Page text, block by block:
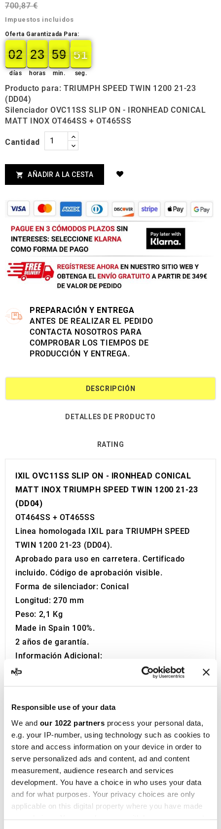
Responsible use of your data
We and our 1022 partners process your personal data,
e.g. your IP-number, using technology such as cookies to
store and access information on your device in order to
serve personalized ads and content, ad and content
measurement, audience research and services
development. You have a choice in who uses your data
and for what purposes. Your privacy choices are only
applicable on this digital property where you have made
700,87 €
Impuestos incluidos
Oferta Garantizada Para:
02
02
00
días
23
23
00
horas
59
59
00
min.
50
50
51
seg.
Producto para: TRIUMPH SPEED TWIN 1200 21-23
(DD04)
Silenciador OVC11SS SLIP ON - IRONHEAD CONICAL
MATT INOX OT464SS + OT465SS
Cantidad
 AÑADIR A LA CESTA
PREPARACIÓN Y ENTREGA
ANTES DE REALIZAR EL PEDIDO
CONTACTA NOSOTROS PARA
COMPROBAR LOS TIEMPOS DE
PRODUCCIÓN Y ENTREGA.
DESCRIPCIÓN
DETALLES DE PRODUCTO
RATING
IXIL OVC11SS SLIP ON - IRONHEAD CONICAL
MATT INOX TRIUMPH SPEED TWIN 1200 21-23
(DD04)
OT464SS + OT465SS
Linea homologada IXIL para TRIUMPH SPEED
TWIN 1200 21-23 (DD04).
Aprobado para uso en carretera. Certificado
incluido. Código de aprobación visible.
Forma de silenciador: Conical
Longitud: 270 mm
Peso: 2,1 Kg
Made in Spain 100%.
2 años de garantía.
Información Adicional:
Si está buscando el escape deportivo perfecto
dedicado a la investigación y reventa de los
mejores escapes deportivos para moto. Si tiene
alguna pregunta o duda sobre el Silenciador o
Escape de su Motocicleta, no dude en
contactarnos.
IXIL, fundada en Barcelona en 1955, es hoy una
marca consolidada en el ámbito del
motociclismo, presente en más de 40
distribuidores de los cinco continentes. Con más